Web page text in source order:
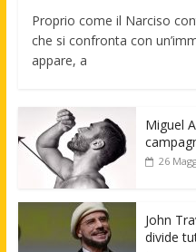
Proprio come il Narciso
che si confronta con
appare, a
Miguel
26
John
divide